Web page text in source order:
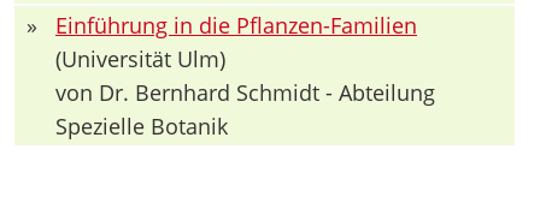
»
Einführung in die Pflanzen-Familien
(Universität Ulm)
von Dr. Bernhard Schmidt - Abteilung
Spezielle Botanik